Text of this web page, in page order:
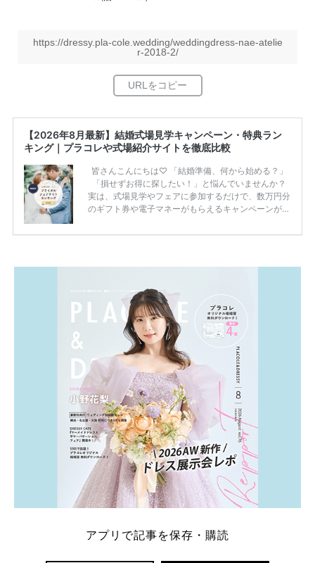
https://dressy.pla-cole.wedding/weddingdress-nae-atelie
r-2018-2/
【2026年8月最新】結婚式場見学キャンペーン・特典ラン
キング｜プラコレや式場紹介サイトを徹底比較
皆さんこんにちは♡ 「結婚準備、何から始める？」
「損せずお得に探したい！」と悩んでいませんか？
実は、式場見学やフェアに参加するだけで、数万円分
のギフト券や電子マネーがもらえるキャンペーンがあ
ため、比較せずに選ぶと損をしてしまうことも……。
一番お得？」「プラコレの特典は？」といった疑問も
解決します。 まずは診断で候補を絞れる「ウェディ
ング診断」か、体験型 […]続きを読む
アプリで記事を保存・購読